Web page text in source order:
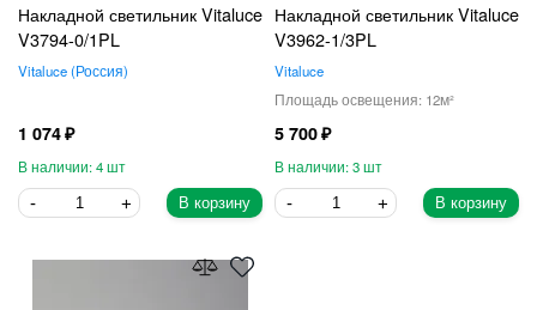
Накладной светильник Vitaluce
V3794-0/1PL
Vitaluce Россия
1 074
4
В корзину
Накладной светильник Vitaluce
V3962-1/3PL
Vitaluce
12
5 700
3
В корзину